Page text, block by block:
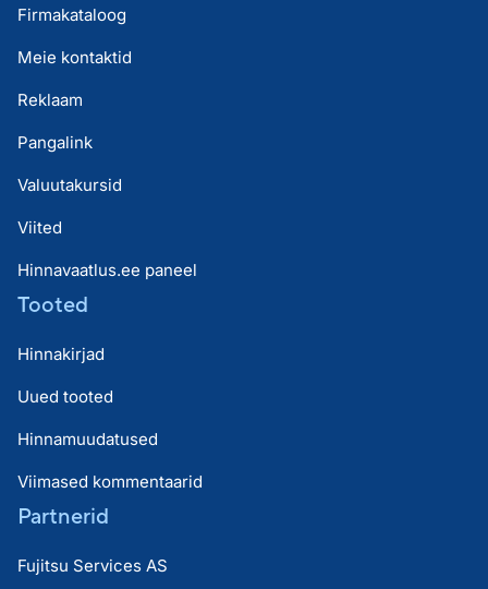
Firmakataloog
Meie kontaktid
Reklaam
Pangalink
Valuutakursid
Viited
Hinnavaatlus.ee paneel
Tooted
Hinnakirjad
Uued tooted
Hinnamuudatused
Viimased kommentaarid
Partnerid
Fujitsu Services AS